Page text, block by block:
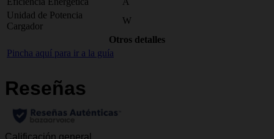
Unidad de Potencia
Cargador
W
Otros detalles
Pincha aquí para ir a la guía